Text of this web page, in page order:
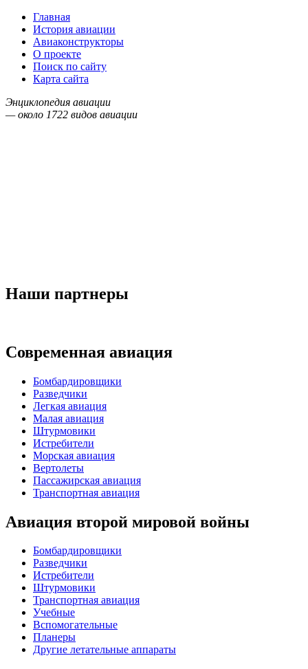
Главная
История авиации
Авиаконструкторы
О проекте
Поиск по сайту
Карта сайта
Энциклопедия авиации
— около 1722 видов авиации
Наши партнеры
Современная авиация
Бомбардировщики
Разведчики
Легкая авиация
Малая авиация
Штурмовики
Истребители
Морская авиация
Вертолеты
Пассажирская авиация
Транспортная авиация
Авиация второй мировой войны
Бомбардировщики
Разведчики
Истребители
Штурмовики
Транспортная авиация
Учебные
Вспомогательные
Планеры
Другие летательные аппараты